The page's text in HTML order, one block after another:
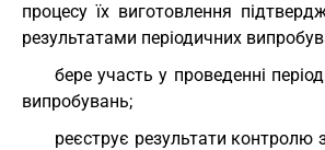
процесу їх виготовлення
результатами періодичних
бере участь у проведенні
випробувань;
реєструє результати контролю